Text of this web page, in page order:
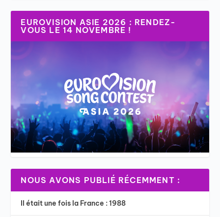
EUROVISION ASIE 2026 : RENDEZ-
VOUS LE 14 NOVEMBRE !
NOUS AVONS PUBLIÉ RÉCEMMENT :
Il était une fois la France : 1988